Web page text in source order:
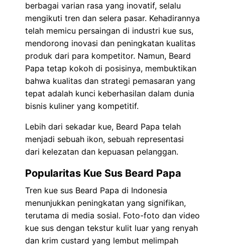
berbagai varian rasa yang inovatif, selalu
mengikuti tren dan selera pasar. Kehadirannya
telah memicu persaingan di industri kue sus,
mendorong inovasi dan peningkatan kualitas
produk dari para kompetitor. Namun, Beard
Papa tetap kokoh di posisinya, membuktikan
bahwa kualitas dan strategi pemasaran yang
tepat adalah kunci keberhasilan dalam dunia
bisnis kuliner yang kompetitif.
Lebih dari sekadar kue, Beard Papa telah
menjadi sebuah ikon, sebuah representasi
dari kelezatan dan kepuasan pelanggan.
Popularitas Kue Sus Beard Papa
Tren kue sus Beard Papa di Indonesia
menunjukkan peningkatan yang signifikan,
terutama di media sosial. Foto-foto dan video
kue sus dengan tekstur kulit luar yang renyah
dan krim custard yang lembut melimpah